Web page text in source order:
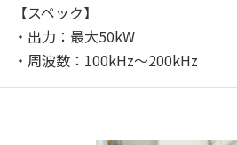
【スペック】
・出力：最大50kW
・周波数：100kHz～200kHz